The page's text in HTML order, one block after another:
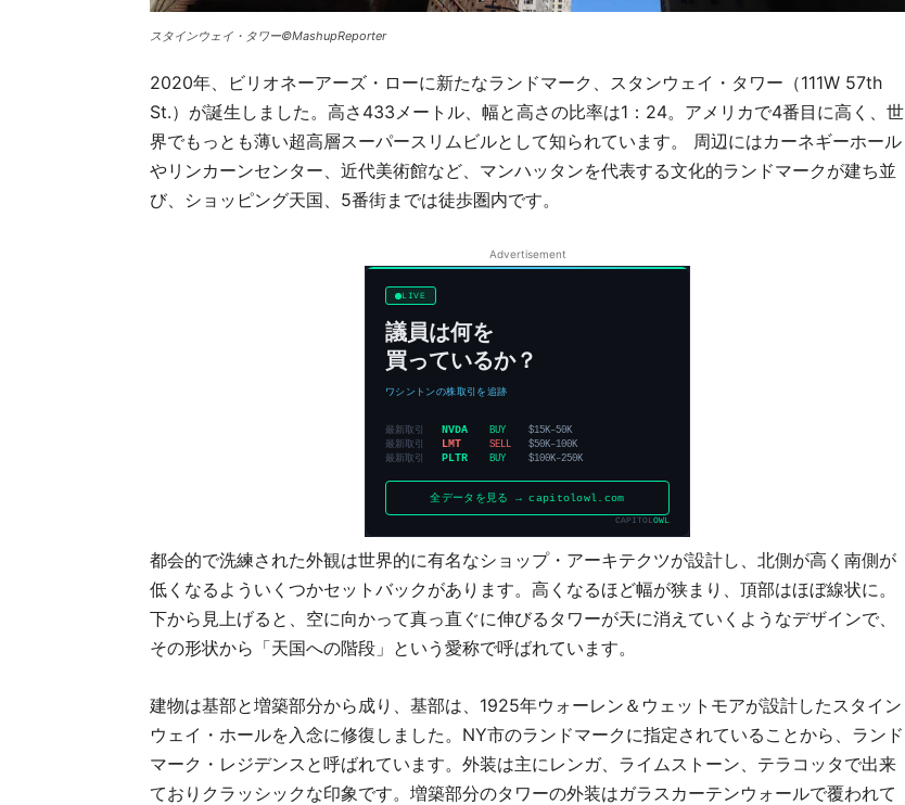
スタインウェイ・タワー©MashupReporter
2020年、ビリオネーアーズ・ローに新たなランドマーク、スタンウェイ・タワー（111W 57th
St.）が誕生しました。高さ433メートル、幅と高さの比率は1：24。アメリカで4番目に高く、世
界でもっとも薄い超高層スーパースリムビルとして知られています。 周辺にはカーネギーホール
やリンカーンセンター、近代美術館など、マンハッタンを代表する文化的ランドマークが建ち並
び、ショッピング天国、5番街までは徒歩圏内です。
Advertisement
都会的で洗練された外観は世界的に有名なショップ・アーキテクツが設計し、北側が高く南側が
低くなるよういくつかセットバックがあります。高くなるほど幅が狭まり、頂部はほぼ線状に。
下から見上げると、空に向かって真っ直ぐに伸びるタワーが天に消えていくようなデザインで、
その形状から「天国への階段」という愛称で呼ばれています。
建物は基部と増築部分から成り、基部は、1925年ウォーレン＆ウェットモアが設計したスタイン
ウェイ・ホールを入念に修復しました。NY市のランドマークに指定されていることから、ランド
マーク・レジデンスと呼ばれています。外装は主にレンガ、ライムストーン、テラコッタで出来
ておりクラッシックな印象です。増築部分のタワーの外装はガラスカーテンウォールで覆われて